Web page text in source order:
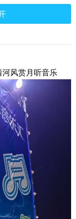
风赏月听音乐